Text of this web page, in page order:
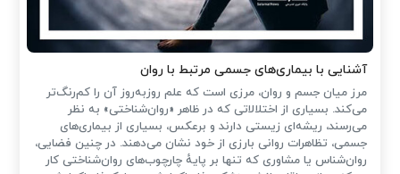
آشنایی با بیماری‌های جسمی مرتبط با روان
مرز میان جسم و روان، مرزی است که علم روزبه‌روز آن را کم‌رنگ‌تر
می‌کند. بسیاری از اختلالاتی که در ظاهر «روان‌شناختی» به نظر
می‌رسند، ریشه‌ای زیستی دارند و برعکس، بسیاری از بیماری‌های
جسمی، تظاهرات روانی بارزی از خود نشان می‌دهند. در چنین فضایی،
روان‌شناس یا مشاوری که تنها بر پایهٔ چارچوب‌های روان‌شناختی کار